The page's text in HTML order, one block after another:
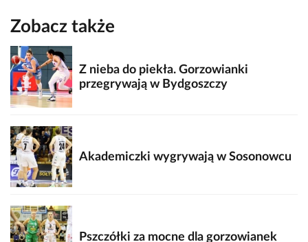
Zobacz także
Z nieba do piekła. Gorzowianki
przegrywają w Bydgoszczy
Akademiczki wygrywają w Sosonowcu
Pszczółki za mocne dla gorzowianek